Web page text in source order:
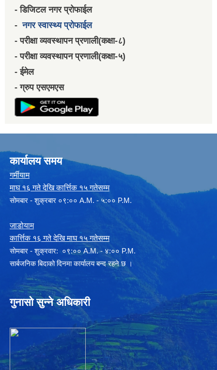
- डिजिटल नगर प्रोफाईल
-नगर स्वास्थ्य प्रोफाईल
- परीक्षा व्यवस्थापन प्रणाली(कक्षा-८)
- परीक्षा व्यवस्थापन प्रणाली(कक्षा-५)
- ईमेल
- ग्रुप एसएमएस
कार्यालय समय
गर्मीयाम
माघ १६ गते देखि कार्त्तिक १५ गतेसम्म
सोमबार - शुक्रबार ०९:०० A.M. - ५:०० P.M.
जाडोयाम
कार्त्तिक १६ गते देखि माघ १५ गतेसम्म
साेमबार - शुक्रवार: ०९:०० A.M. - ४:०० P.M.
सार्बजनिक बिदाको दिनमा कार्यालय बन्द रहने छ ।
गुनासो सुन्ने अधिकारी